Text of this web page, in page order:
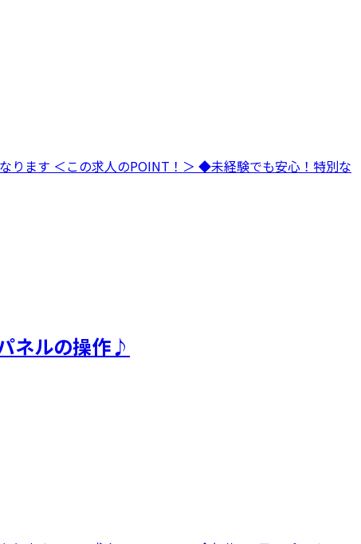
ります ＜この求人のPOINT！＞ ◆未経験でも安心！特別な
ネルの操作♪